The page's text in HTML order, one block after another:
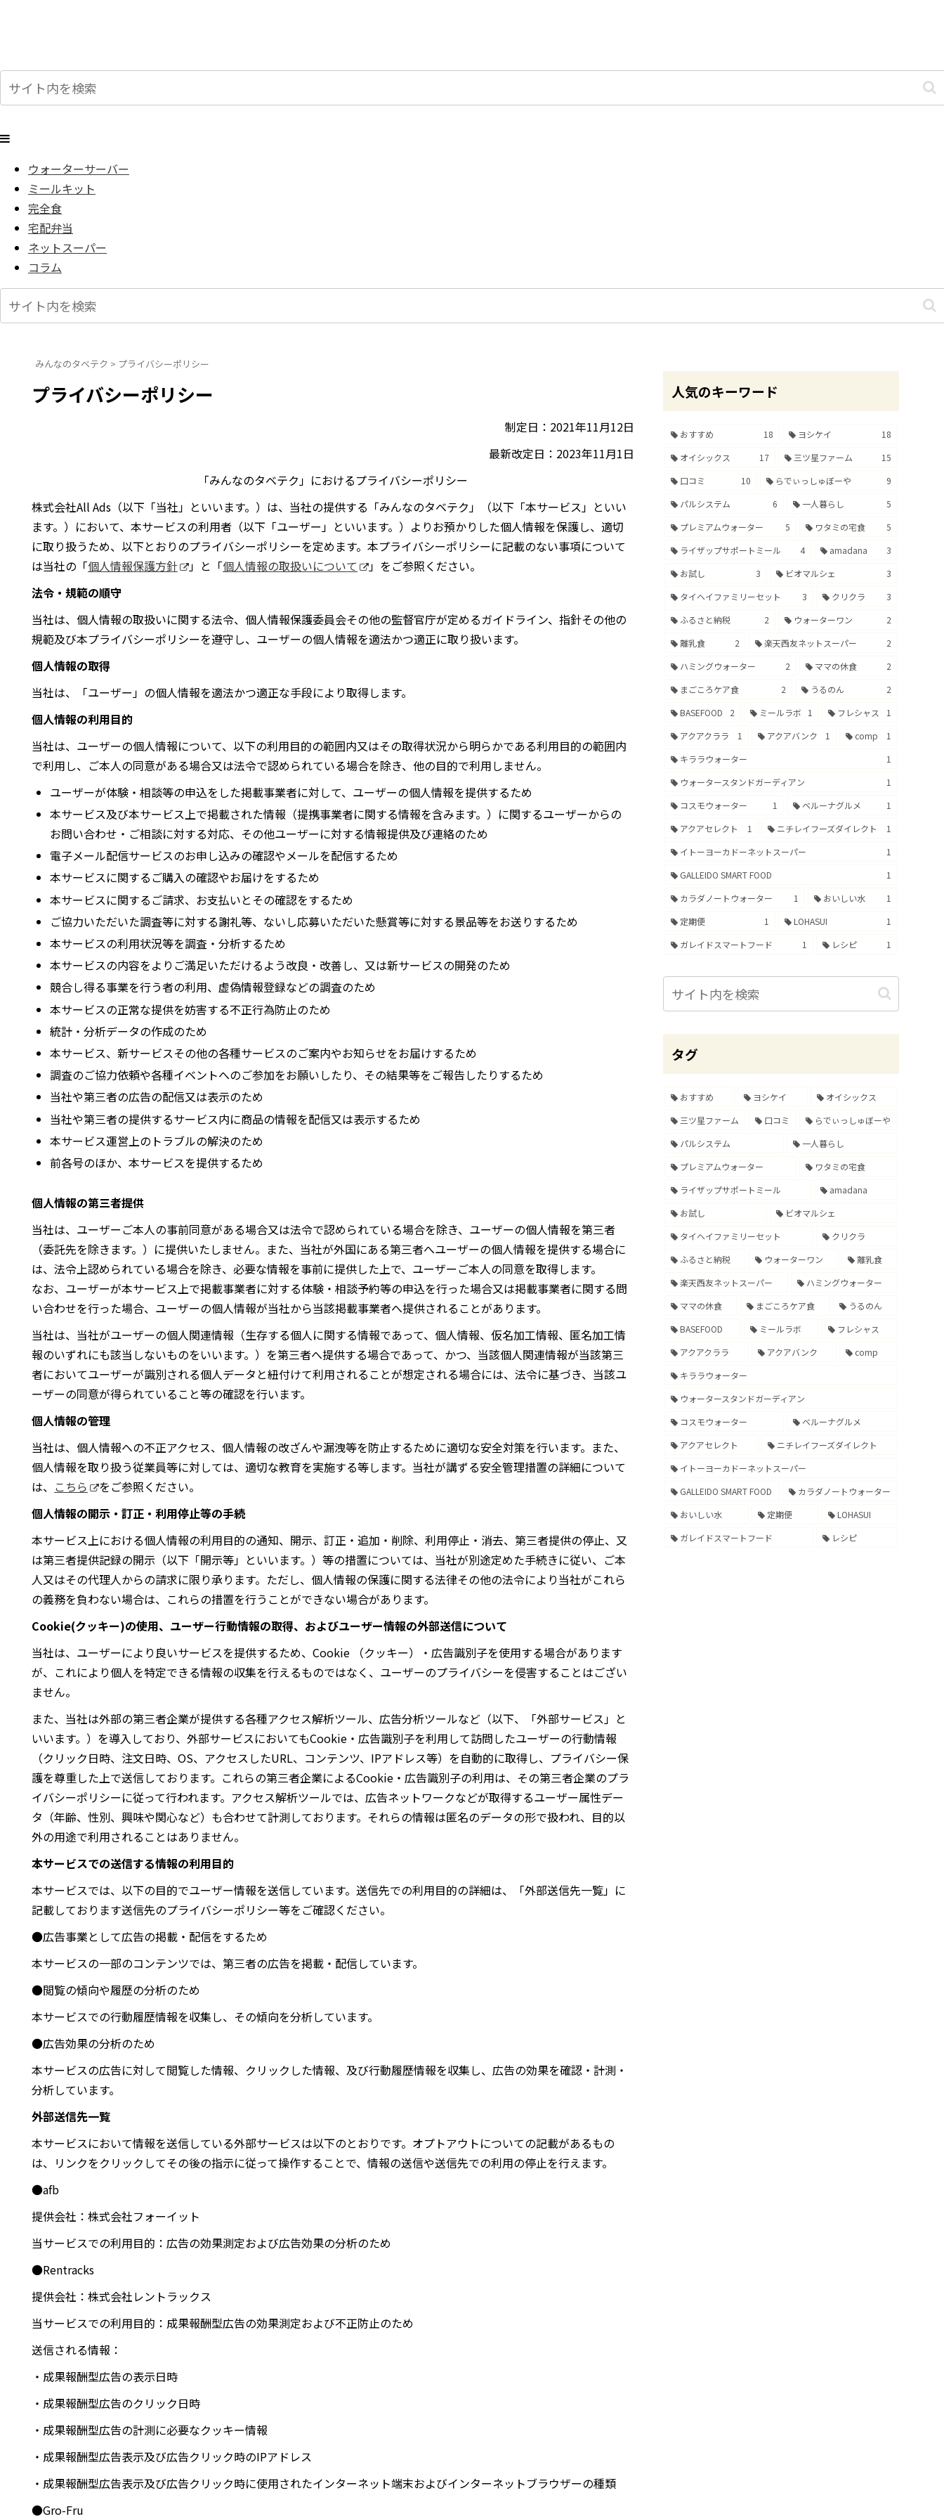
ウォーターサーバー
ミールキット
完全食
宅配弁当
ネットスーパー
コラム
みんなのタベテク > プライバシーポリシー
プライバシーポリシー
制定日：2021年11月12日
最新改定日：2023年11月1日
「みんなのタベテク」におけるプライバシーポリシー
株式会社All Ads（以下「当社」といいます。）は、当社の提供する「みんなのタベテク」（以下「本サービス」といい
ます。）において、本サービスの利用者（以下「ユーザー」といいます。）よりお預かりした個人情報を保護し、適切
に取り扱うため、以下とおりのプライバシーポリシーを定めます。本プライバシーポリシーに記載のない事項について
は当社の「個人情報保護方針 」と「個人情報の取扱いについて
」をご参照ください。
法令・規範の順守
当社は、個人情報の取扱いに関する法令、個人情報保護委員会その他の監督官庁が定めるガイドライン、指針その他の
規範及び本プライバシーポリシーを遵守し、ユーザーの個人情報を適法かつ適正に取り扱います。
個人情報の取得
当社は、「ユーザー」の個人情報を適法かつ適正な手段により取得します。
個人情報の利用目的
当社は、ユーザーの個人情報について、以下の利用目的の範囲内又はその取得状況から明らかである利用目的の範囲内
で利用し、ご本人の同意がある場合又は法令で認められている場合を除き、他の目的で利用しません。
ユーザーが体験・相談等の申込をした掲載事業者に対して、ユーザーの個人情報を提供するため
本サービス及び本サービス上で掲載された情報（提携事業者に関する情報を含みます。）に関するユーザーからの
お問い合わせ・ご相談に対する対応、その他ユーザーに対する情報提供及び連絡のため
電子メール配信サービスのお申し込みの確認やメールを配信するため
本サービスに関するご購入の確認やお届けをするため
本サービスに関するご請求、お支払いとその確認をするため
ご協力いただいた調査等に対する謝礼等、ないし応募いただいた懸賞等に対する景品等をお送りするため
本サービスの利用状況等を調査・分析するため
本サービスの内容をよりご満足いただけるよう改良・改善し、又は新サービスの開発のため
競合し得る事業を行う者の利用、虚偽情報登録などの調査のため
本サービスの正常な提供を妨害する不正行為防止のため
統計・分析データの作成のため
本サービス、新サービスその他の各種サービスのご案内やお知らせをお届けするため
調査のご協力依頼や各種イベントへのご参加をお願いしたり、その結果等をご報告したりするため
当社や第三者の広告の配信又は表示のため
当社や第三者の提供するサービス内に商品の情報を配信又は表示するため
本サービス運営上のトラブルの解決のため
前各号のほか、本サービスを提供するため
個人情報の第三者提供
当社は、ユーザーご本人の事前同意がある場合又は法令で認められている場合を除き、ユーザーの個人情報を第三者
（委託先を除きます。）に提供いたしません。また、当社が外国にある第三者へユーザーの個人情報を提供する場合に
は、法令上認められている場合を除き、必要な情報を事前に提供した上で、ユーザーご本人の同意を取得します。
なお、ユーザーが本サービス上で掲載事業者に対する体験・相談予約等の申込を行った場合又は掲載事業者に関する問
い合わせを行った場合、ユーザーの個人情報が当社から当該掲載事業者へ提供されることがあります。
当社は、当社がユーザーの個人関連情報（生存する個人に関する情報であって、個人情報、仮名加工情報、匿名加工情
報のいずれにも該当しないものをいいます。）を第三者へ提供する場合であって、かつ、当該個人関連情報が当該第三
者においてユーザーが識別される個人データと紐付けて利用されることが想定される場合には、法令に基づき、当該ユ
ーザーの同意が得られていること等の確認を行います。
個人情報の管理
当社は、個人情報への不正アクセス、個人情報の改ざんや漏洩等を防止するために適切な安全対策を行います。また、
個人情報を取り扱う従業員等に対しては、適切な教育を実施する等します。当社が講ずる安全管理措置の詳細について
は、 こちら
をご参照ください。
個人情報の開示・訂正・利用停止等の手続
本サービス上における個人情報の利用目的の通知、開示、訂正・追加・削除、利用停止・消去、第三者提供の停止、又
は第三者提供記録の開示（以下「開示等」といいます。）等の措置については、当社が別途定めた手続きに従い、ご本
人又はその代理人からの請求に限り承ります。ただし、個人情報の保護に関する法律その他の法令により当社がこれら
の義務を負わない場合は、これらの措置を行うことができない場合があります。
Cookie(クッキー)の使用、ユーザー行動情報の取得、およびユーザー情報の外部送信について
当社は、ユーザーにより良いサービスを提供するため、Cookie （クッキー）・広告識別子を使用する場合があります
が、これにより個人を特定できる情報の収集を行えるものではなく、ユーザーのプライバシーを侵害することはござい
ません。
また、当社は外部の第三者企業が提供する各種アクセス解析ツール、広告分析ツールなど（以下、「外部サービス」と
いいます。）を導入しており、外部サービスにおいてもCookie・広告識別子を利用して訪問したユーザーの行動情報
（クリック日時、注文日時、OS、アクセスしたURL、コンテンツ、IPアドレス等）を自動的に取得し、プライバシー保
護を尊重した上で送信しております。これらの第三者企業によるCookie・広告識別子の利用は、その第三者企業のプラ
イバシーポリシーに従って行われます。アクセス解析ツールでは、広告ネットワークなどが取得するユーザー属性デー
タ（年齢、性別、興味や関心など）も合わせて計測しております。それらの情報は匿名のデータの形で扱われ、目的以
外の用途で利用されることはありません。
本サービスでの送信する情報の利用目的
本サービスでは、以下の目的でユーザー情報を送信しています。送信先での利用目的の詳細は、「外部送信先一覧」に
記載しております送信先のプライバシーポリシー等をご確認ください。
●広告事業として広告の掲載・配信をするため
本サービスの一部のコンテンツでは、第三者の広告を掲載・配信しています。
●閲覧の傾向や履歴の分析のため
本サービスでの行動履歴情報を収集し、その傾向を分析しています。
●広告効果の分析のため
本サービスの広告に対して閲覧した情報、クリックした情報、及び行動履歴情報を収集し、広告の効果を確認・計測・
分析しています。
外部送信先一覧
本サービスにおいて情報を送信している外部サービスは以下のとおりです。オプトアウトについての記載があるもの
は、リンクをクリックしてその後の指示に従って操作することで、情報の送信や送信先での利用の停止を行えます。
●afb
提供会社：株式会社フォーイット
当サービスでの利用目的：広告の効果測定および広告効果の分析のため
●Rentracks
提供会社：株式会社レントラックス
当サービスでの利用目的：成果報酬型広告の効果測定および不正防止のため
送信される情報：
・成果報酬型広告の表示日時
・成果報酬型広告のクリック日時
・成果報酬型広告の計測に必要なクッキー情報
・成果報酬型広告表示及び広告クリック時のIPアドレス
・成果報酬型広告表示及び広告クリック時に使用されたインターネット端末およびインターネットブラウザーの種類
●Gro-Fru
人気のキーワード
おすすめ 18 ヨシケイ
18
オイシックス
17 三ツ星ファーム
15
口コミ
10 らでぃっしゅぼーや
9
パルシステム
6 一人暮らし
5
プレミアムウォーター
5 ワタミの宅食
5
ライザップサポートミール
4 amadana
3
お試し
3 ビオマルシェ
3
タイヘイファミリーセット
3 クリクラ
3
ふるさと納税
2 ウォーターワン
2
離乳食
2 楽天西友ネットスーパー
2
ハミングウォーター
2 ママの休食
2
まごころケア食
2 うるのん
2
BASEFOOD
2 ミールラボ 1 フレシャス
1
アクアクララ
1 アクアバンク 1 comp
1
キララウォーター
1
ウォータースタンドガーディアン
1
コスモウォーター
1 ベルーナグルメ
1
アクアセレクト
1 ニチレイフーズダイレクト
1
イトーヨーカドーネットスーパー
1
GALLEIDO SMART FOOD
1
カラダノートウォーター
1 おいしい水
1
定期便
1 LOHASUI
1
ガレイドスマートフード
1 レシピ 1
タグ
おすすめ ヨシケイ
オイシックス
三ツ星ファーム
口コミ
らでぃっしゅぼーや
パルシステム
一人暮らし
プレミアムウォーター
ワタミの宅食
ライザップサポートミール
amadana
お試し
ビオマルシェ
タイヘイファミリーセット
クリクラ
ふるさと納税
ウォーターワン
離乳食
楽天西友ネットスーパー
ハミングウォーター
ママの休食
まごころケア食
うるのん
BASEFOOD
ミールラボ
フレシャス
アクアクララ
アクアバンク
comp
キララウォーター
ウォータースタンドガーディアン
コスモウォーター
ベルーナグルメ
アクアセレクト
ニチレイフーズダイレクト
イトーヨーカドーネットスーパー
GALLEIDO SMART FOOD
カラダノートウォーター
おいしい水
定期便
LOHASUI
ガレイドスマートフード
レシピ